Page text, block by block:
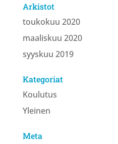
Arkistot
toukokuu 2020
maaliskuu 2020
syyskuu 2019
Kategoriat
Koulutus
Yleinen
Meta